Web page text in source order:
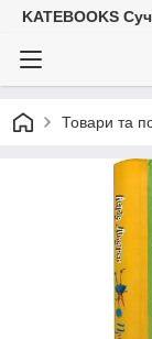
KATEBOOKS
Товари та